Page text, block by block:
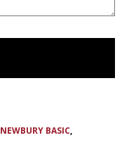
NEWBURY BASIC,